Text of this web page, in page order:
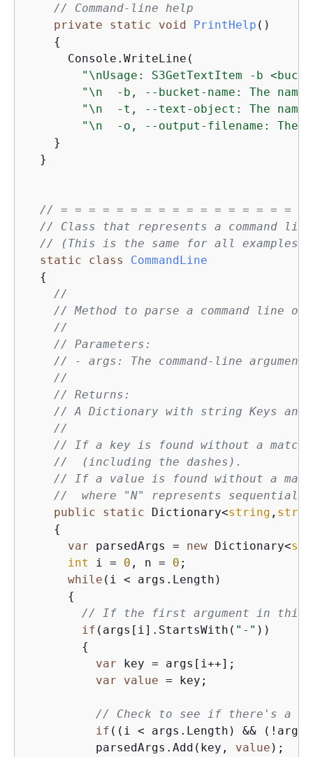
// Command-line help
private
static void PrintHelp ( )
{
      Console.WriteLine(
"\nUsage: S3GetTextItem -b
"\n  -b, --bucket-name: The
"\n  -t, --text-object: The
"\n  -o, --output-filename:
    }
  }
// = = = = = = = = = = = = = = = = = =
// Class that represents a command
// (This is the same for all examples.
static
class
CommandLine
{
//
// Method to parse a command line
//
// Parameters:
// - args: The command-line
//
// Returns:
// A Dictionary with string Keys and
//
// If a key is found without a
//  (including the dashes).
// If a value is found without a
//  where "N" represents sequential
public
static Dictionary<string ,
{
var parsedArgs = new Dictionary<
int
i = 0 , n = 0 ;
while (i < args.Length)
{
// If the first argument in this
if (args[i].StartsWith( "-" ))
{
var key = args[i++];
var
value = key;
// Check to see if there's a
if ((i < args.Length) &&
          parsedArgs.Add(key,
value );